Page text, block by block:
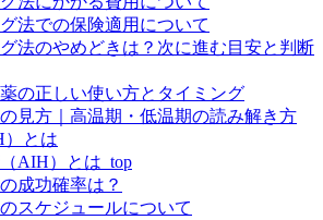
法での保険適用について
法のやめどきは？次に進む目安と判断
の正しい使い方とタイミング
見方｜高温期・低温期の読み解き方
）とは
AIH）とは_top
成功確率は？
スケジュールについて